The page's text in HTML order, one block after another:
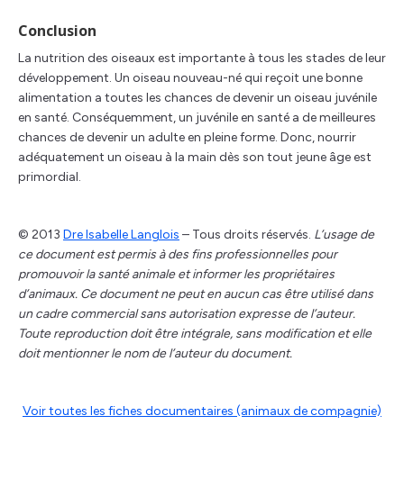
Conclusion
La nutrition des oiseaux est importante à tous les stades de leur
développement. Un oiseau nouveau-né qui reçoit une bonne
alimentation a toutes les chances de devenir un oiseau juvénile
en santé. Conséquemment, un juvénile en santé a de meilleures
chances de devenir un adulte en pleine forme. Donc, nourrir
adéquatement un oiseau à la main dès son tout jeune âge est
primordial.
© 2013 Dre Isabelle Langlois – Tous droits réservés. L’usage de
ce document est permis à des fins professionnelles pour
promouvoir la santé animale et informer les propriétaires
d’animaux. Ce document ne peut en aucun cas être utilisé dans
un cadre commercial sans autorisation expresse de l’auteur.
Toute reproduction doit être intégrale, sans modification et elle
doit mentionner le nom de l’auteur du document.
Voir toutes les fiches documentaires (animaux de compagnie)